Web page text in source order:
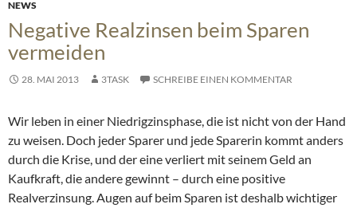
NEWS
Negative Realzinsen beim Sparen
vermeiden
28. MAI 2013 3TASK SCHREIBE EINEN KOMMENTAR
Wir leben in einer Niedrigzinsphase, die ist nicht von der Hand
zu weisen. Doch jeder Sparer und jede Sparerin kommt anders
durch die Krise, und der eine verliert mit seinem Geld an
Kaufkraft, die andere gewinnt – durch eine positive
Realverzinsung.Augen auf beim Sparen ist deshalb wichtiger